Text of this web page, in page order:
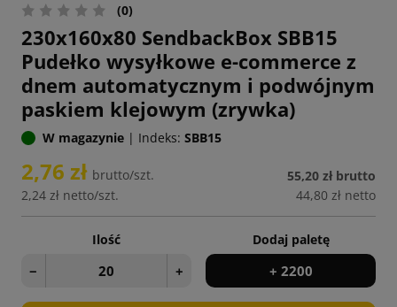
(0)
230x160x80 SendbackBox SBB15
Pudełko wysyłkowe e-commerce z
dnem automatycznym i podwójnym
paskiem klejowym (zrywka)
W magazynie | Indeks: SBB15
2,76 zł brutto/szt.
2,24 zł netto/szt.
55,20 zł brutto
44,80 zł netto
Ilość
− +
Dodaj paletę
+ 2200